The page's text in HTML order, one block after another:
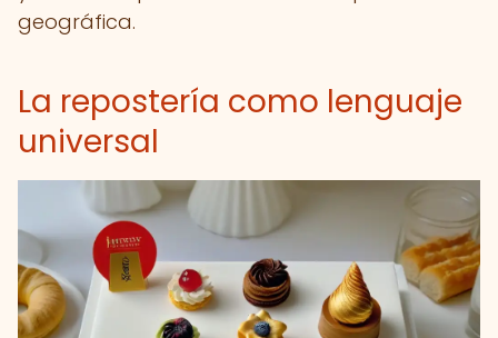
geográfica.
La repostería como lenguaje
universal